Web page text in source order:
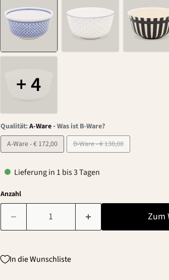
+ 4
Qualität:A-Ware-Was ist B-Ware?
A-Ware - € 172,00
B-Ware - € 138,00
Lieferung in 1 bis 3 Tagen
Anzahl
Zum
In die Wunschliste